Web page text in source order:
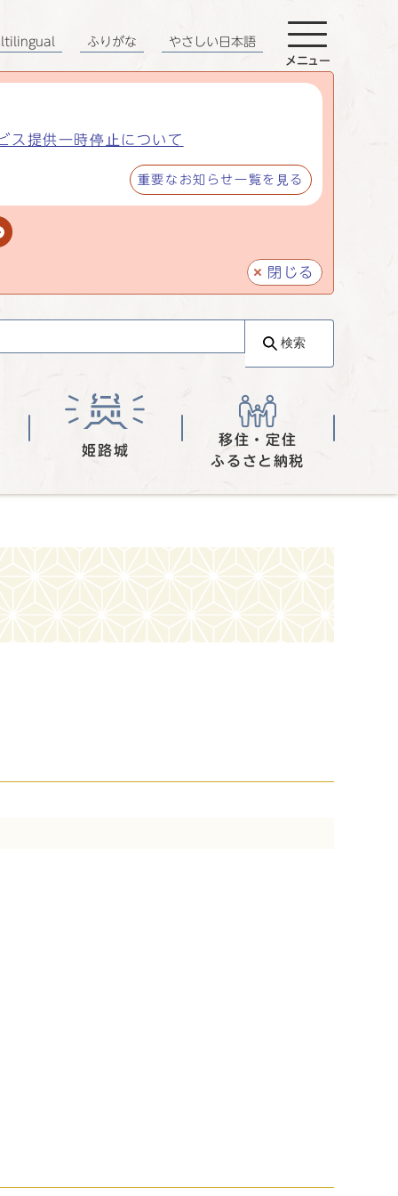
ス提供一時停止について
重要なお知らせ一覧を見る
閉じる
ふりがな やさしい日本語
メニュー
検索
姫路城
移住・定住
ふるさと納税